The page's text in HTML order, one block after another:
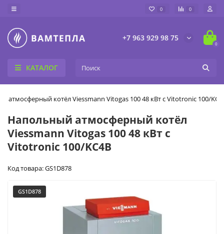
0 0
+7 963 929 98 75
0
КАТАЛОГ
атмосферный котёл Viessmann Vitogas 100 48 кВт с Vitotronic 100/
Напольный атмосферный котёл
Viessmann Vitogas 100 48 кВт с
Vitotronic 100/KC4B
Код товара: GS1D878
GS1D878